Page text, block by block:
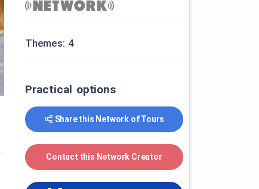
Themes: 4
Practical options
Share this Network of Tours
Contact this Network Creator